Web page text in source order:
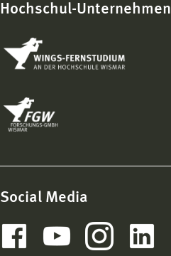
Hochschul-Unternehmen
Social Media